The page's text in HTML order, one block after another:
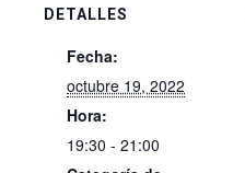
DETALLES
Fecha:
octubre 19, 2022
Hora:
19:30 - 21:00